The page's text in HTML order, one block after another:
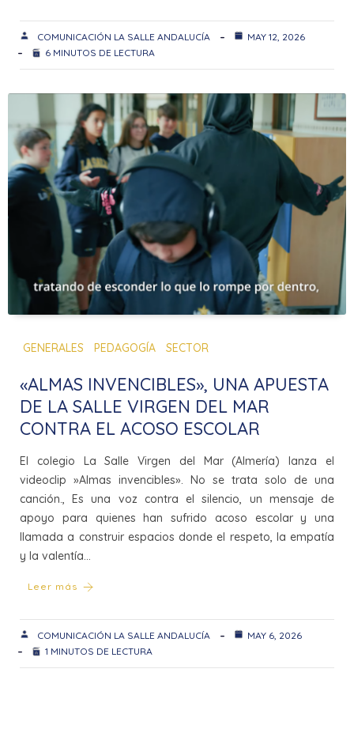
COMUNICACIÓN LA SALLE ANDALUCÍA
MAY 12, 2026
6 MINUTOS DE LECTURA
GENERALES PEDAGOGÍA SECTOR
«ALMAS INVENCIBLES», UNA APUESTA
DE LA SALLE VIRGEN DEL MAR
CONTRA EL ACOSO ESCOLAR
El colegio La Salle Virgen del Mar (Almería) lanza el
videoclip »Almas invencibles». No se trata solo de una
canción., Es una voz contra el silencio, un mensaje de
apoyo para quienes han sufrido acoso escolar y una
llamada a construir espacios donde el respeto, la empatía
y la valentía…
Leer más
COMUNICACIÓN LA SALLE ANDALUCÍA
MAY 6, 2026
1 MINUTOS DE LECTURA